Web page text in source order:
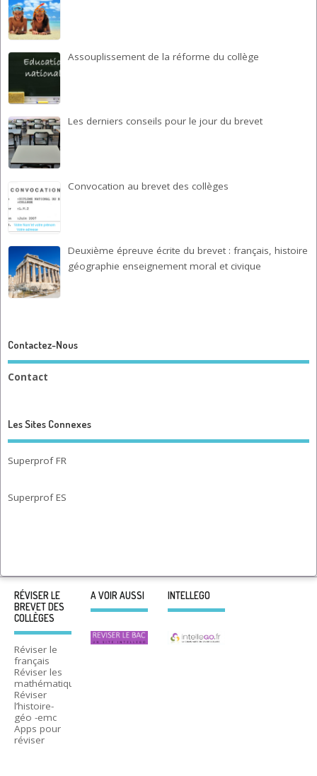
Assouplissement de la réforme du collège
Les derniers conseils pour le jour du brevet
Convocation au brevet des collèges
Deuxième épreuve écrite du brevet : français, histoire
géographie enseignement moral et civique
Contactez-Nous
Contact
Les Sites Connexes
Superprof FR
Superprof ES
RÉVISER LE
BREVET DES
COLLÈGES
Réviser le
français
Réviser les
mathématiques
Réviser
l’histoire-
géo -emc
Apps pour
réviser
A VOIR AUSSI INTELLEGO